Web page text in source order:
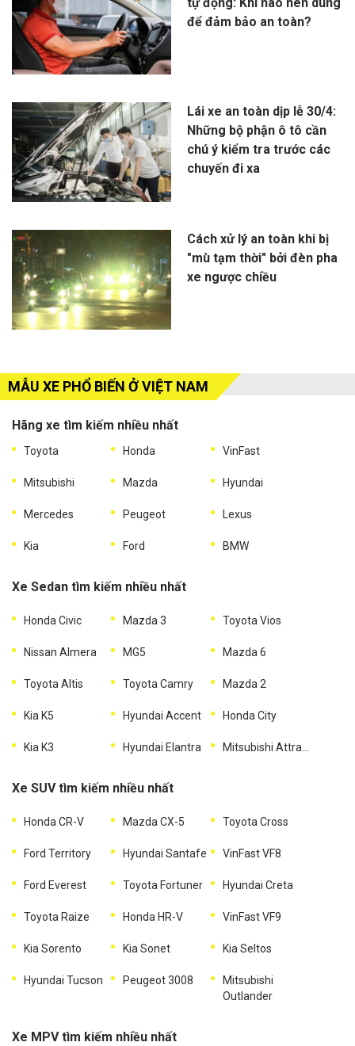
để đảm bảo an toàn?
Lái xe an toàn dịp lễ 30/4:
Những bộ phận ô tô cần
chú ý kiểm tra trước các
chuyến đi xa
Cách xử lý an toàn khi bị
"mù tạm thời" bởi đèn pha
xe ngược chiều
MẪU XE PHỔ BIẾN Ở VIỆT NAM
Hãng xe tìm kiếm nhiều nhất
Toyota Honda VinFast
Mitsubishi Mazda Hyundai
Mercedes Peugeot Lexus
Kia Ford BMW
Xe Sedan tìm kiếm nhiều nhất
Honda Civic Mazda 3 Toyota Vios
Nissan Almera MG5 Mazda 6
Toyota Altis Toyota Camry Mazda 2
Kia K5 Hyundai Accent Honda City
Kia K3 Hyundai Elantra
Xe SUV tìm kiếm nhiều nhất
Honda CR-V Mazda CX-5 Toyota Cross
Ford Territory Hyundai Santafe VinFast VF8
Ford Everest Toyota Fortuner Hyundai Creta
Toyota Raize Honda HR-V VinFast VF9
Kia Sorento Kia Sonet Kia Seltos
Hyundai Tucson Peugeot 3008
Mitsubishi
Outlander
Xe MPV tìm kiếm nhiều nhất